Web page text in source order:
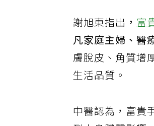
謝旭東指出 ，富
凡家庭主婦、醫
膚脫皮、角質增
生活品質。
中醫認為，富貴